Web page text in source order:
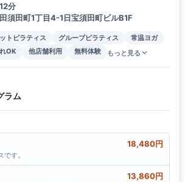
分
須田町1丁目4-1日宝須田町ビルB1F
トピラティス グループピラティス
常温ヨガ
OK 他店舗利用 無料体験 もっと見る
ラム
18,480円
す。
13,860円